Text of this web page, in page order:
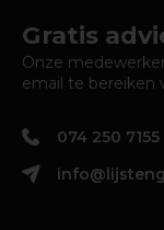
Gratis
Onze
email te bereiken
074 250